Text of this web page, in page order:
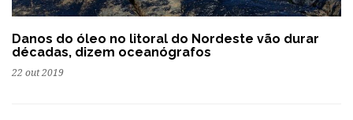
Danos do óleo no litoral do Nordeste vão durar
décadas, dizem oceanógrafos
22 out 2019